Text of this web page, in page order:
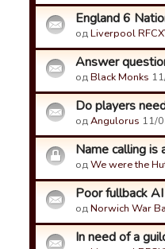
England 6
одLiverpool
Answer
одBlack Monks
Do players
одAngulorus 11/
Name calling is
одWe were the
Poor fullback AI
одNorwich War
In need of a